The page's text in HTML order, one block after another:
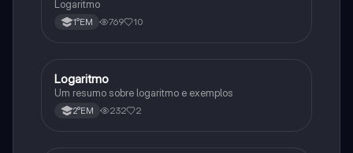
Logaritmo
1°EM 769 10
Matematica
Logaritmo
Um resumo sobre logaritmo e exemplos
2°EM 232 2